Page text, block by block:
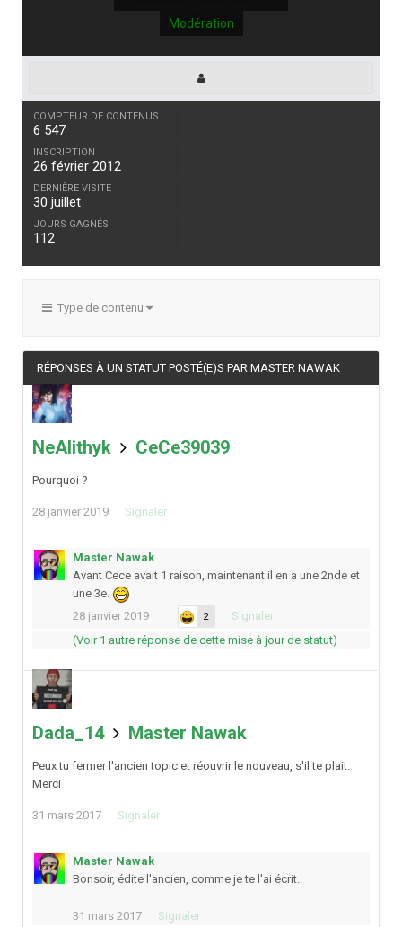
Modération
COMPTEUR DE CONTENUS
6 547
INSCRIPTION
26 février 2012
DERNIÈRE VISITE
30 juillet
JOURS GAGNÉS
112
Type de contenu
RÉPONSES À UN STATUT POSTÉ(E)S PAR MASTER NAWAK
NeAlithyk CeCe39039
Pourquoi ?
28 janvier 2019 Signaler
Master Nawak
Avant Cece avait 1 raison, maintenant il en a une 2nde et
une 3e.
28 janvier 2019
2
Signaler
(Voir 1 autre réponse de cette mise à jour de statut)
Dada_14 Master Nawak
Peux tu fermer l'ancien topic et réouvrir le nouveau, s'il te plait.
Merci
31 mars 2017 Signaler
Master Nawak
Bonsoir, édite l'ancien, comme je te l'ai écrit.
31 mars 2017 Signaler